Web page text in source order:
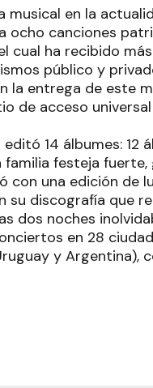
en la
ocho canciones
cual ha recibido
público y
la entrega de este
de acceso universal
14 álbumes: 12
festeja fuerte,
con una edición de
su discografía que
dos noches
en 28
y Argentina),